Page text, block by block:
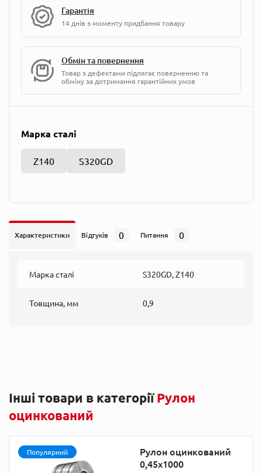
Гарантія
14 днів з моменту придбання товару
Обмін та повернення
Товар з дефектами підлягає поверненню та
обміну за дотримання гарантійних умов
Марка сталі
Z140 S320GD
Характеристики Відгуків 0 Питання 0
Марка сталі S320GD, Z140
Товщина, мм 0,9
Інші товари в категорії Рулон
оцинкований
Популярний
Рулон оцинкований
0,45х1000